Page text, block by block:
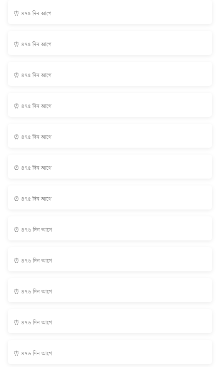
⏰ ৪৭৫ দিন আগে
⏰ ৪৭৫ দিন আগে
⏰ ৪৭৫ দিন আগে
⏰ ৪৭৫ দিন আগে
⏰ ৪৭৫ দিন আগে
⏰ ৪৭৫ দিন আগে
⏰ ৪৭৫ দিন আগে
⏰ ৪৭৬ দিন আগে
⏰ ৪৭৬ দিন আগে
⏰ ৪৭৬ দিন আগে
⏰ ৪৭৬ দিন আগে
⏰ ৪৭৬ দিন আগে